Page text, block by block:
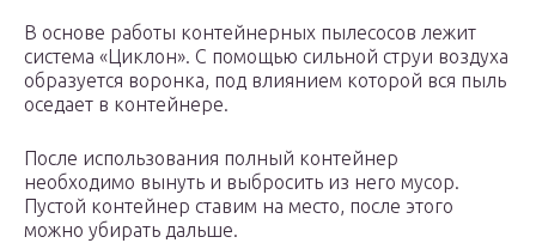
В основе работы контейнерных пылесосов лежит
система «Циклон». С помощью сильной струи воздуха
образуется воронка, под влиянием которой вся пыль
оседает в контейнере.
После использования полный контейнер
необходимо вынуть и выбросить из него мусор.
Пустой контейнер ставим на место, после этого
можно убирать дальше.